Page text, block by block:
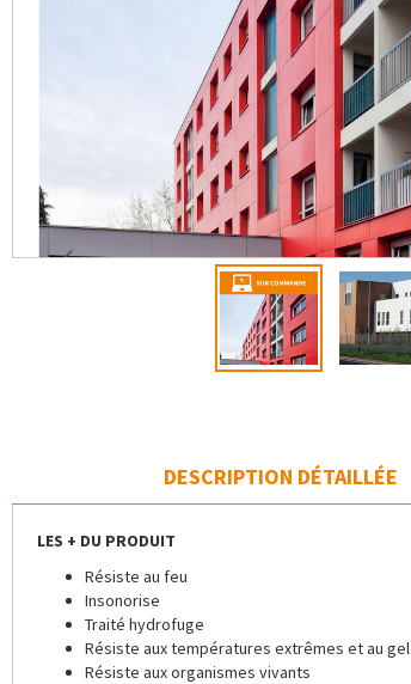
DESCRIPTION DÉTAILLÉE
LES + DU PRODUIT
Résiste au feu
Insonorise
Traité hydrofuge
Résiste aux températures extrêmes et au gel
Résiste aux organismes vivants